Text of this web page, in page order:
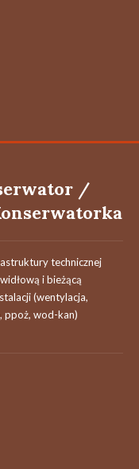
/
technicznej
i bieżącą
(wentylacja,
ppoż, wod-kan)